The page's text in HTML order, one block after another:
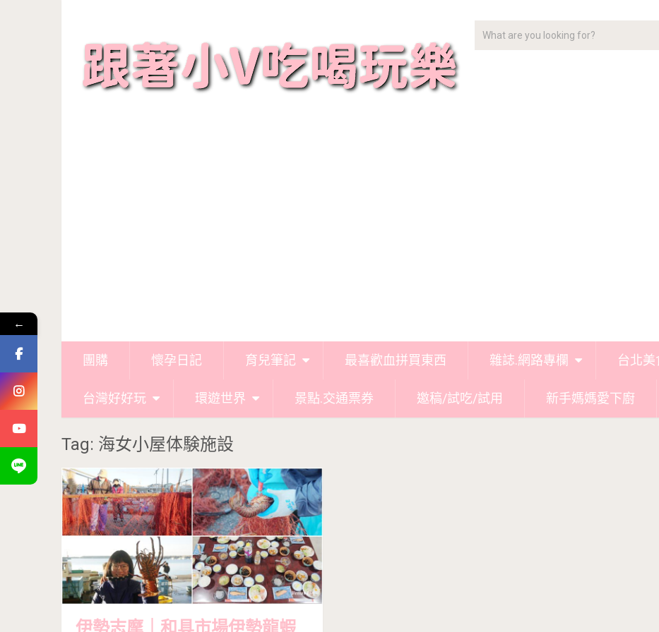
團購 懷孕日記 育兒筆記 最喜歡血拼買東西 雜誌.網路專欄 台北美
台灣好好玩 環遊世界 景點.交通票券 邀稿/試吃/試用 新手媽媽愛下廚
Tag: 海女小屋体験施設
伊勢志摩｜和具市場伊勢龍蝦
←